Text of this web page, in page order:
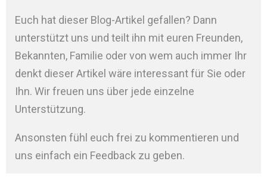
Euch hat dieser Blog-Artikel gefallen? Dann
unterstützt uns und teilt ihn mit euren Freunden,
Bekannten, Familie oder von wem auch immer Ihr
denkt dieser Artikel wäre interessant für Sie oder
Ihn. Wir freuen uns über jede einzelne
Unterstützung.
Ansonsten fühl euch frei zu kommentieren und
uns einfach ein Feedback zu geben.